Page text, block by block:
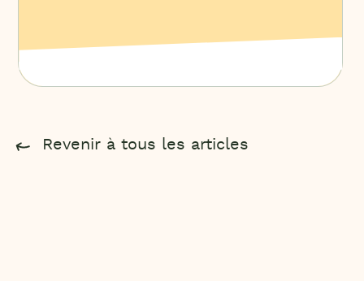
Revenir à tous les articles